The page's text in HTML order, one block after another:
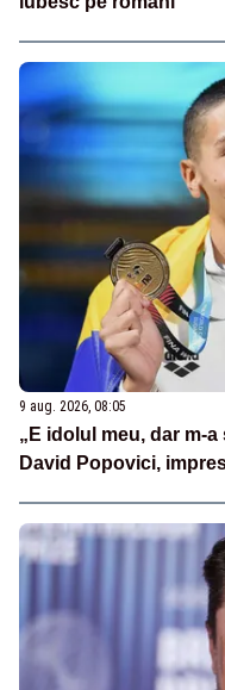
9 aug. 2026, 08:05
„E idolul meu, dar m-
David Popovici,